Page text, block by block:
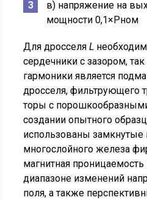
в) напряжение на
мощности 0,1×Рном
Для дросселяL
сердечники с зазором,
гармоники является
дросселя, фильтрующего
торы с
создании опытного
использованы замкнутые
многослойного железа
магнитная
диапазоне изменений
поля, а также